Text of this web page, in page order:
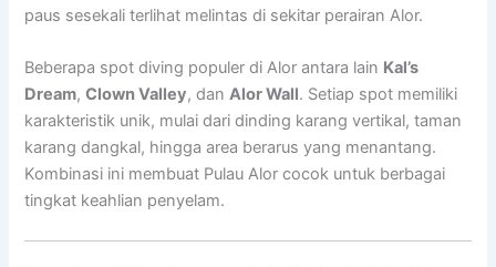
paus sesekali terlihat melintas di sekitar perairan Alor.
Beberapa spot diving populer di Alor antara lain Kal’s
Dream,Clown Valley, danAlor Wall. Setiap spot memiliki
karakteristik unik, mulai dari dinding karang vertikal, taman
karang dangkal, hingga area berarus yang menantang.
Kombinasi ini membuat Pulau Alor cocok untuk berbagai
tingkat keahlian penyelam.